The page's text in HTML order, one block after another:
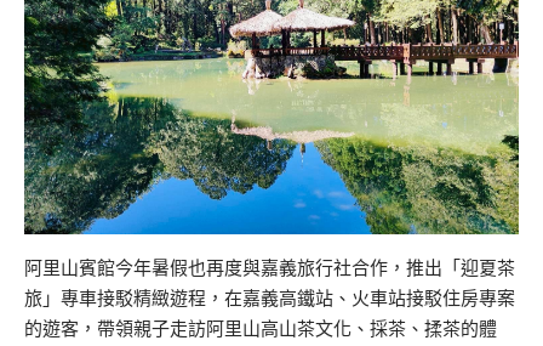
阿里山賓館今年暑假也再度與嘉義旅行社合作，推出「迎夏茶
旅」專車接駁精緻遊程，在嘉義高鐵站、火車站接駁住房專案
的遊客，帶領親子走訪阿里山高山茶文化、採茶、揉茶的體